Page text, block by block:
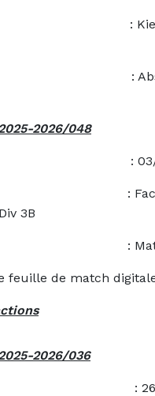
:
2026/048
12/
: Fac
3B
feuille de match
2026/036
11/